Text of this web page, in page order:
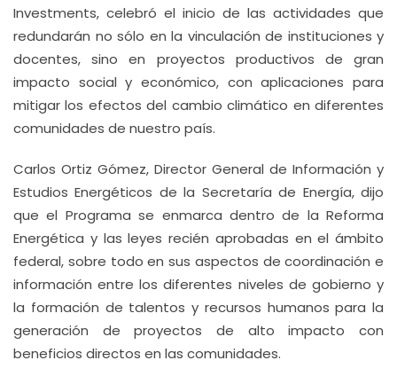
Investments, celebró el inicio de las actividades que
redundarán no sólo en la vinculación de instituciones y
docentes, sino en proyectos productivos de gran
impacto social y económico, con aplicaciones para
mitigar los efectos del cambio climático en diferentes
comunidades de nuestro país.
Carlos Ortiz Gómez, Director General de Información y
Estudios Energéticos de la Secretaría de Energía, dijo
que el Programa se enmarca dentro de la Reforma
Energética y las leyes recién aprobadas en el ámbito
federal, sobre todo en sus aspectos de coordinación e
información entre los diferentes niveles de gobierno y
la formación de talentos y recursos humanos para la
generación de proyectos de alto impacto con
beneficios directos en las comunidades.